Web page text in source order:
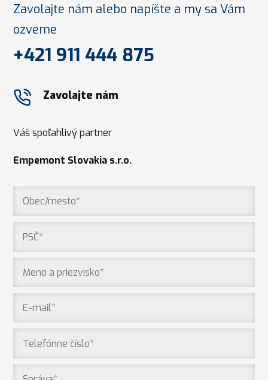
Zavolajte nám alebo napíšte a my sa Vám
ozveme
+421 911 444 875
Zavolajte nám
Váš spoľahlivý partner
Empemont Slovakia s.r.o.